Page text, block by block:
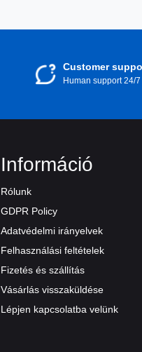
Customer
Human support 24/7
Információ
Rólunk
GDPR Policy
Adatvédelmi irányelvek
Felhasználási feltételek
Fizetés és szállítás
Vásárlás visszaküldése
Lépjen kapcsolatba velünk